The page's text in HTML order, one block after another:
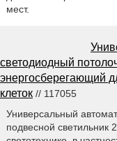
мест.
светодиодный
энергосберегающий
клеток // 117055
Универсальный
подвесной светильник